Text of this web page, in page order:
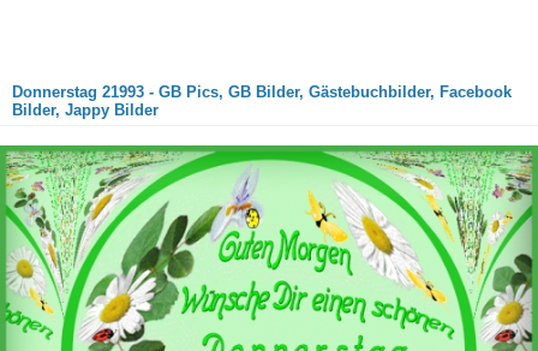
Donnerstag 21993 - GB Pics, GB Bilder, Gästebuchbilder, Facebook
Bilder, Jappy Bilder